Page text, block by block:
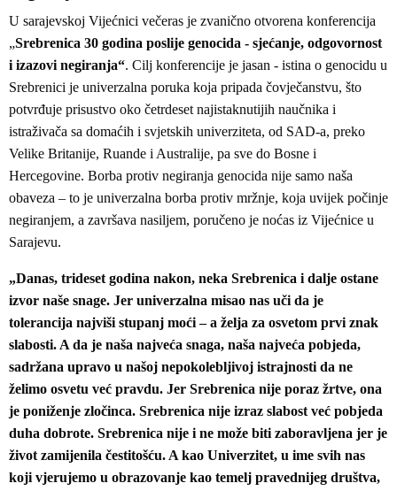
U sarajevskoj Vijećnici večeras je zvanično otvorena konferencija
„Srebrenica 30 godina poslije genocida - sjećanje, odgovornost
i izazovi negiranja“. Cilj konferencije je jasan - istina o genocidu u
Srebrenici je univerzalna poruka koja pripada čovječanstvu, što
potvrđuje prisustvo oko četrdeset najistaknutijih naučnika i
istraživača sa domaćih i svjetskih univerziteta, od SAD-a, preko
Velike Britanije, Ruande i Australije, pa sve do Bosne i
Hercegovine. Borba protiv negiranja genocida nije samo naša
obaveza – to je univerzalna borba protiv mržnje, koja uvijek počinje
negiranjem, a završava nasiljem, poručeno je noćas iz Vijećnice u
Sarajevu.
„Danas, trideset godina nakon, neka Srebrenica i dalje ostane
izvor naše snage. Jer univerzalna misao nas uči da je
tolerancija najviši stupanj moći – a želja za osvetom prvi znak
slabosti. A da je naša najveća snaga, naša najveća pobjeda,
sadržana upravo u našoj nepokolebljivoj istrajnosti da ne
želimo osvetu već pravdu. Jer Srebrenica nije poraz žrtve, ona
je poniženje zločinca. Srebrenica nije izraz slabost već pobjeda
duha dobrote. Srebrenica nije i ne može biti zaboravljena jer je
život zamijenila čestitošću. A kao Univerzitet, u ime svih nas
koji vjerujemo u obrazovanje kao temelj pravednijeg društva,